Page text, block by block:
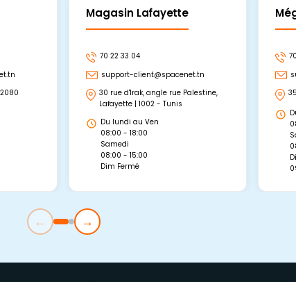
Magasin Lafayette
70 22 33 04
support-client@spacenet.tn
30 rue d'Irak, angle rue Palestine,
Lafayette | 1002 - Tunis
Du lundi au Ven
08:00 - 18:00
Samedi
08:00 - 15:00
Dim Fermé
← →